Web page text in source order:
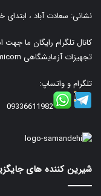
نشانی: سعادت آباد ، ابتدای
کانال تلگرام رایگان ما
تجهیزات آزمایشگاهی
تلگرام و واتساپ:
09336611982
شیرین کننده های